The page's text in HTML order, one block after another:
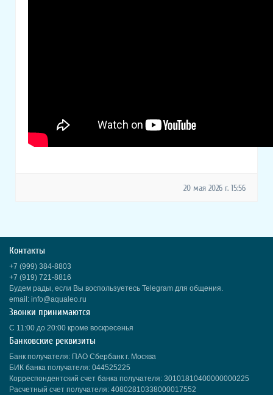
20 мая 2026 г. 15:56
Контакты
+7 (999) 384-8803
+7 (919) 721-8816
Будем рады, если Вы воспользуетесь Telegram для общения.
email: info@aqualeo.ru
Звонки принимаются
С 11:00 до 20:00 кроме воскресенья
Банковские реквизиты
Банк получателя: ПАО Сбербанк г. Москва
БИК банка получателя: 044525225
Корреспондентский счет банка получателя: 30101810400000000225
Расчетный счет получателя: 40802810338000017552